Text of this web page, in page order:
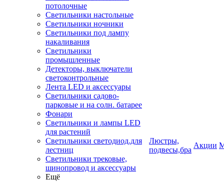
потолочные
Светильники настольные
Светильники ночники
Светильники под лампу
накаливания
Светильники
промышленные
Детекторы, выключатели
светоконтрольные
Лента LED и аксессуары
Светильники садово-
парковые и на солн. батарее
Фонари
Светильники и лампы LED
для растений
Светильники светодиод.для
лестниц
Светильники трековые,
шинопровод и аксессуары
Ещё
Люстры,
подвесы,бра
Акции